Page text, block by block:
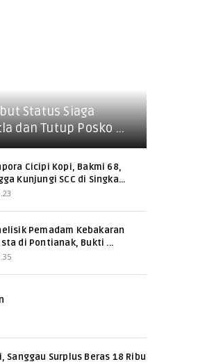
Status Siaga
dan Tutup Posko ...
Cicipi Kopi, Bakmi 68,
Kunjungi SCC di Singka...
Pemadam Kebakaran
di Pontianak, Bukti ...
Sanggau Surplus Beras 18 Ribu